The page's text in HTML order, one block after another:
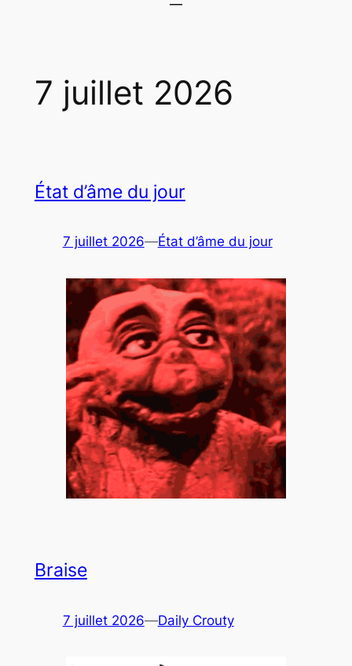
7 juillet 2026
État d’âme du jour
7 juillet 2026—État d’âme du jour
Braise
7 juillet 2026—Daily Crouty